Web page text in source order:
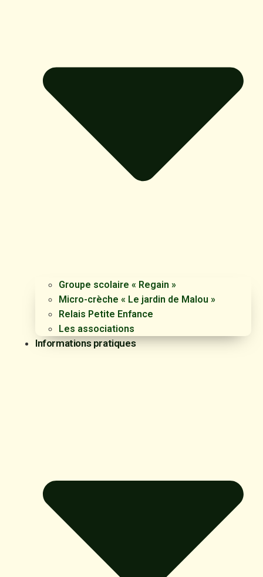
Groupe scolaire « Regain »
Micro-crèche « Le jardin de Malou »
Relais Petite Enfance
Les associations
Informations pratiques